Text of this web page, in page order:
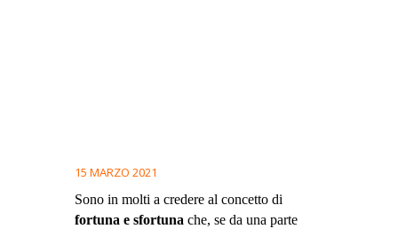
15 MARZO 2021
Sono in molti a credere al concetto di
fortuna e sfortuna che, se da una parte